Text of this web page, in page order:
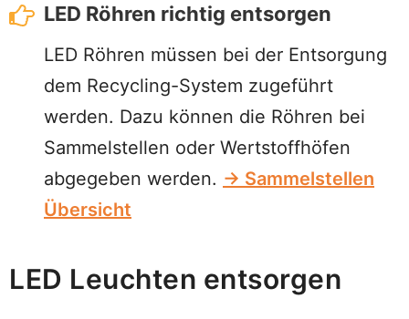
LED Röhren richtig entsorgen
LED Röhren müssen bei der Entsorgung
dem Recycling-System zugeführt
werden. Dazu können die Röhren bei
Sammelstellen oder Wertstoffhöfen
abgegeben werden. → Sammelstellen
Übersicht
LED Leuchten entsorgen